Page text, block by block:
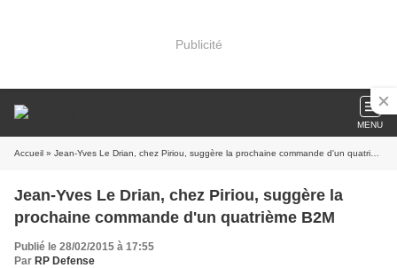
Publicité
MENU
Accueil » Jean-Yves Le Drian, chez Piriou, suggère la prochaine commande d'un quatrième B2M
Jean-Yves Le Drian, chez Piriou, suggère la
prochaine commande d'un quatrième B2M
Publié le 28/02/2015 à 17:55
Par RP Defense